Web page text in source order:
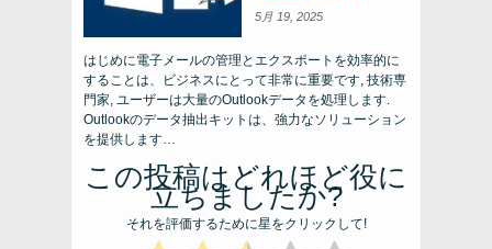
5月 19, 2025
はじめに電子メールの管理とエクスポートを効率的に
することは、ビジネスにとって非常に重要です, 技術専
門家, ユーザーは大量のOutlookデータを処理します.
Outlookのデータ抽出キットは、強力なソリューション
を提供します…
この投稿はどれほど役に
立ちましたか?
それを評価するために星をクリックして!